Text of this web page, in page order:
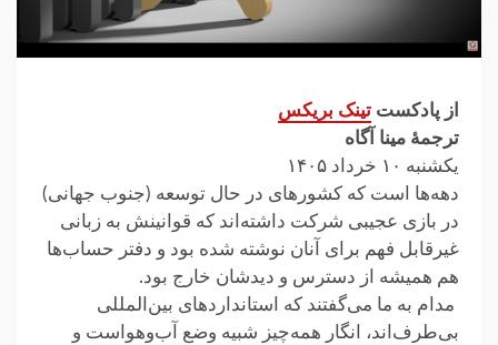
از پادکست تینک بریکس
ترجمهٔ مینا آگاه
یکشنبه ۱۰ خرداد ۱۴۰۵
دهه‌ها است که کشورهای در حال توسعه (جنوب جهانی)
در بازی‌ عجیبی شرکت داشته‌اند که قوانینش به زبانی
غیرقابل فهم برای آنان ‏نوشته شده بود و دفتر حساب‌ها
هم همیشه از دسترس و دیدشان خارج بود.‏
‏ مدام به ما می‌گفتند که استانداردهای بین‌المللی
بی‌طرف‌اند، انگار همه‌چیز شبیه وضع آب‌وهواست و